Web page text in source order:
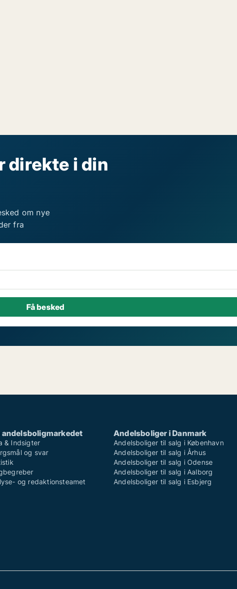
direkte i din
om nye
fra
andelsboligmarkedet
& Indsigter
og svar
og redaktionsteamet
Andelsboliger i Danmark
Andelsboliger til salg i København
Andelsboliger til salg i Århus
Andelsboliger til salg i Odense
Andelsboliger til salg i Aalborg
Andelsboliger til salg i Esbjerg